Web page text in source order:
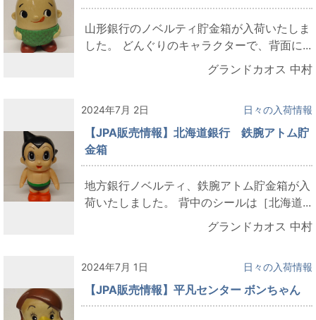
山形銀行のノベルティ貯金箱が入荷いたしま
した。 どんぐりのキャラクターで、背面に...
グランドカオス 中村
2024年7月 2日 日々の入荷情報
【JPA販売情報】北海道銀行 鉄腕アトム貯
金箱
地方銀行ノベルティ、鉄腕アトム貯金箱が入
荷いたしました。 背中のシールは［北海道...
グランドカオス 中村
2024年7月 1日 日々の入荷情報
【JPA販売情報】平凡センター ボンちゃん